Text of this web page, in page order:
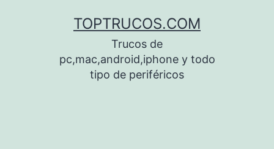
TOPTRUCOS.COM
Trucos de
pc,mac,android,iphone y todo
tipo de periféricos